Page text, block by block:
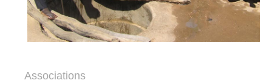
Associations